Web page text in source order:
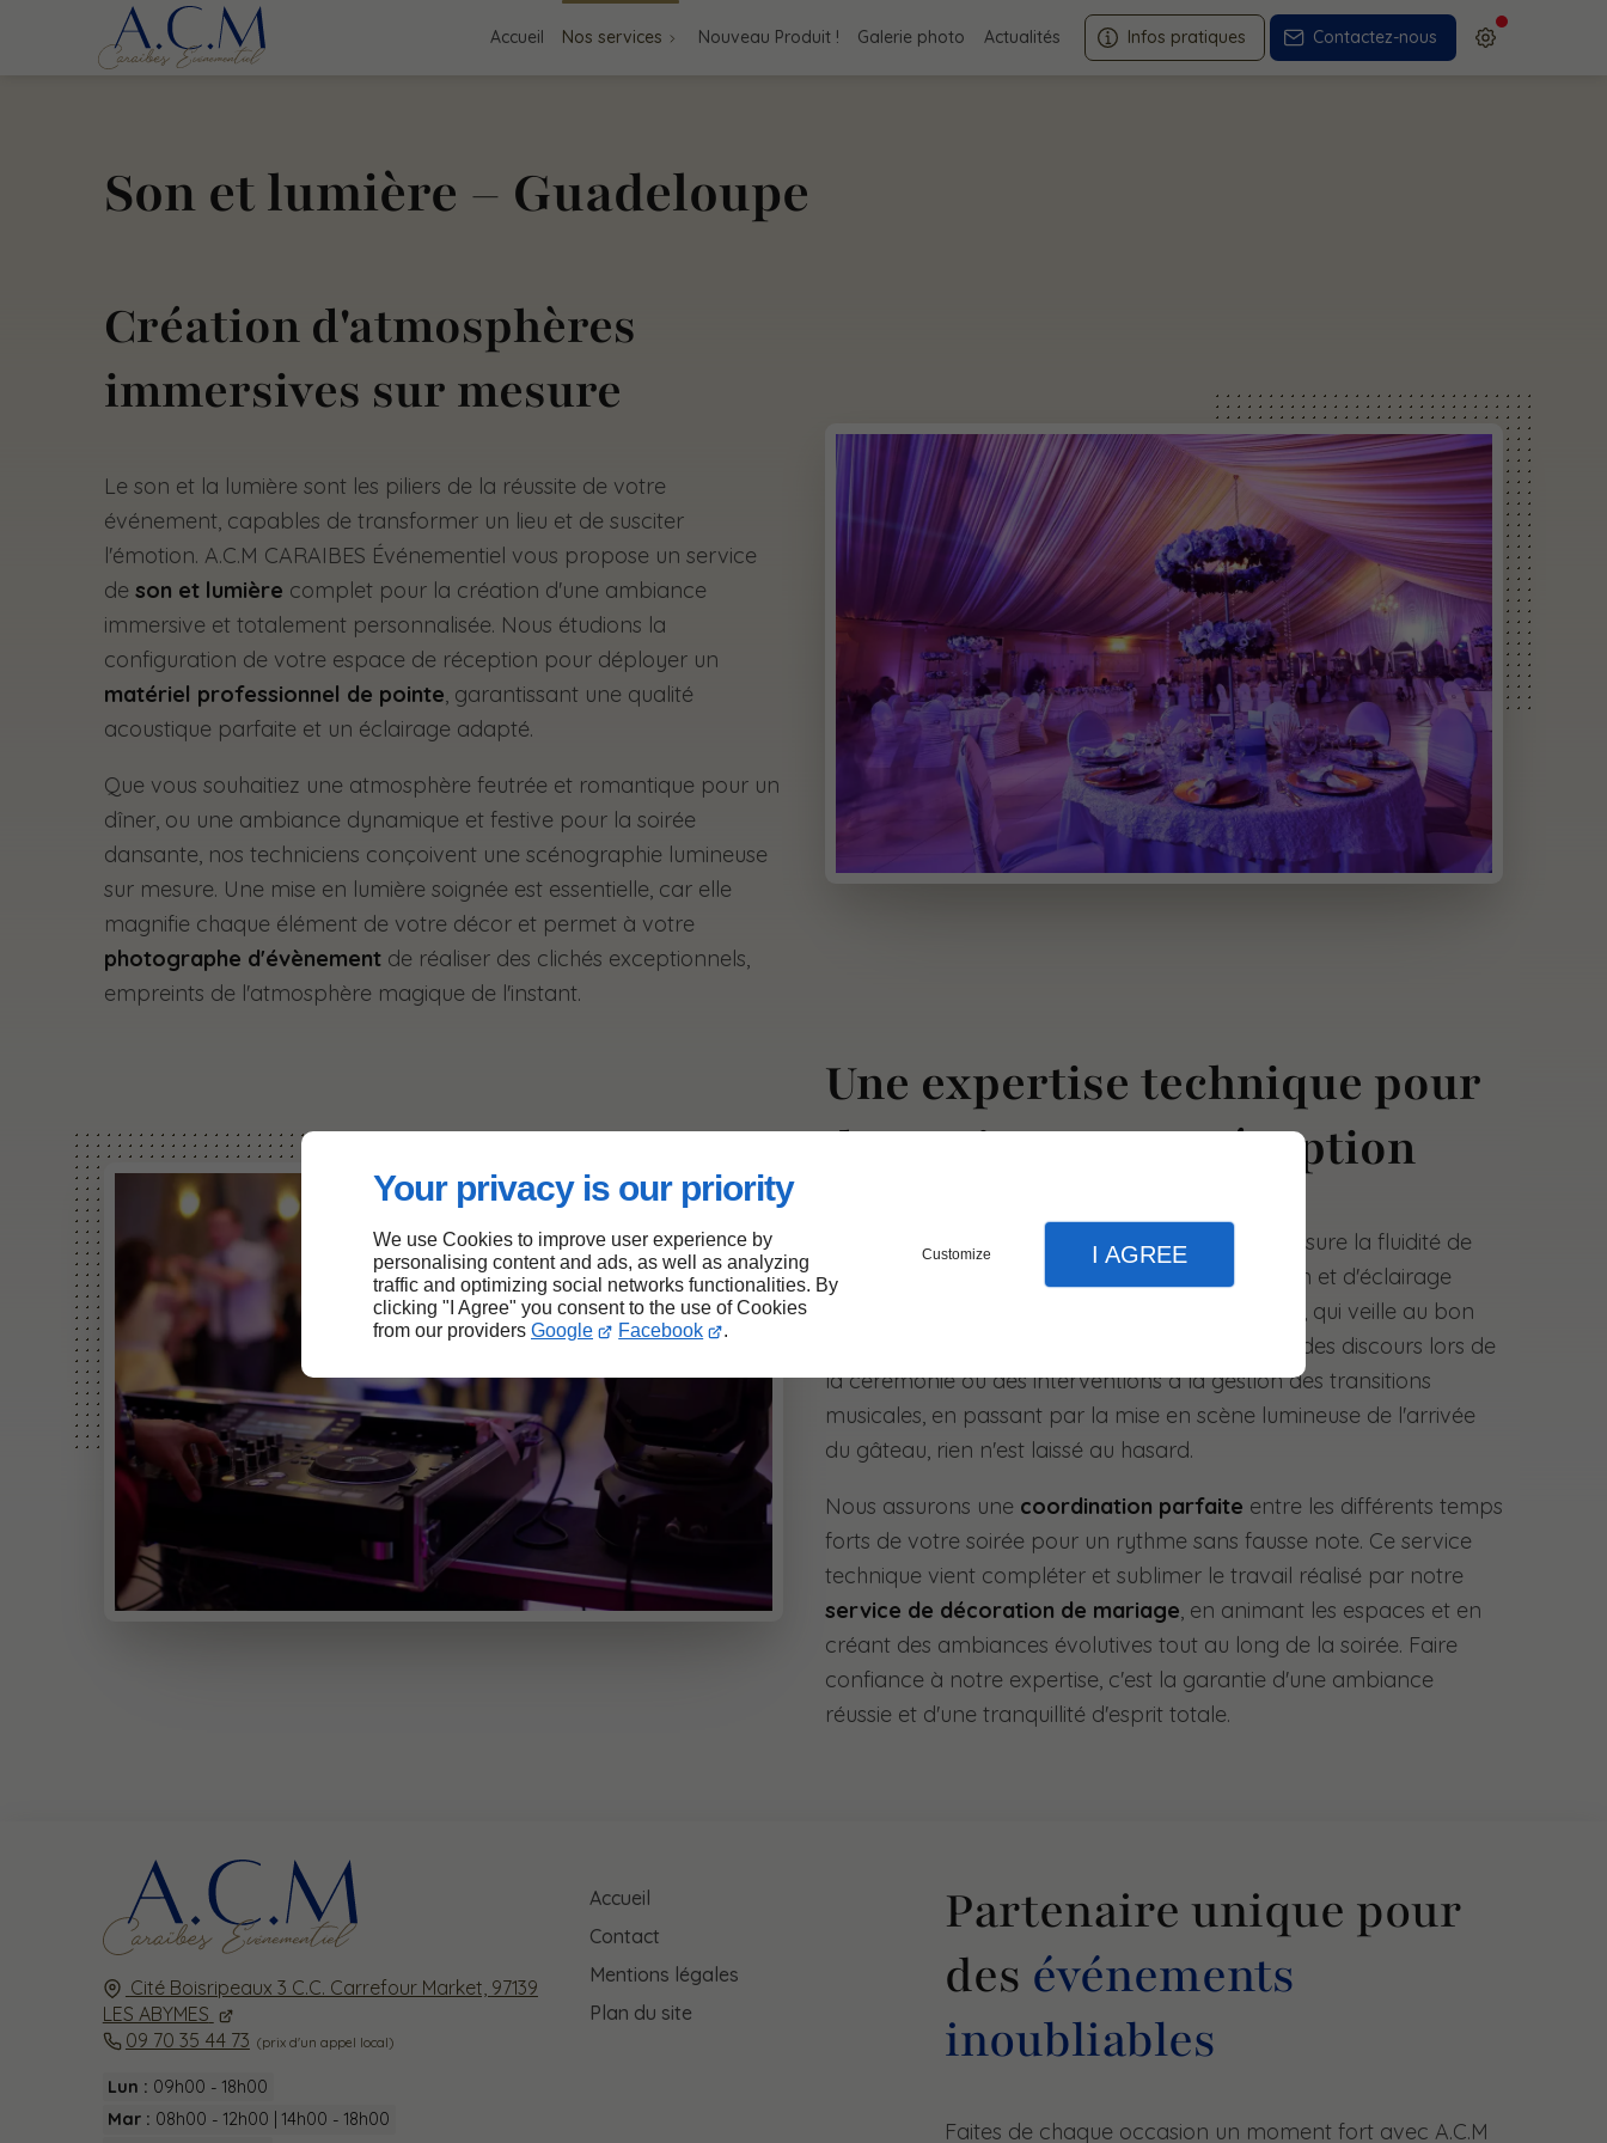
Your privacy is our priority
We use Cookies to improve user experience by
personalising content and ads, as well as analyzing
traffic and optimizing social networks functionalities. By
clicking "I Agree" you consent to the use of Cookies
from our providers Google Facebook .
Customize I AGREE
Accueil Nos services Nouveau Produit ! Galerie photo Actualités Infos pratiques Contactez-nous
Son et lumière – Guadeloupe
Création d'atmosphères
immersives sur mesure
Le son et la lumière sont les piliers de la réussite de votre
événement, capables de transformer un lieu et de susciter
l'émotion. A.C.M CARAIBES Événementiel vous propose un service
deson et lumière complet pour la création d'une ambiance
immersive et totalement personnalisée. Nous étudions la
configuration de votre espace de réception pour déployer un
matériel professionnel de pointe, garantissant une qualité
acoustique parfaite et un éclairage adapté.
Que vous souhaitiez une atmosphère feutrée et romantique pour un
dîner, ou une ambiance dynamique et festive pour la soirée
dansante, nos techniciens conçoivent une scénographie lumineuse
sur mesure. Une mise en lumière soignée est essentielle, car elle
magnifie chaque élément de votre décor et permet à votre
photographe d'évènement de réaliser des clichés exceptionnels,
empreints de l'atmosphère magique de l'instant.
Une expertise technique pour
dynamiser votre réception
La gestion technique est un aspect crucial qui assure la fluidité de
votre réception. Notre prestation de sonorisation et d'éclairage
, qui veille au bon
déroulement de chaque animation. De la clarté des discours lors de
la cérémonie ou des interventions à la gestion des transitions
musicales, en passant par la mise en scène lumineuse de l'arrivée
du gâteau, rien n'est laissé au hasard.
Nous assurons une coordination parfaite entre les différents temps
forts de votre soirée pour un rythme sans fausse note. Ce service
technique vient compléter et sublimer le travail réalisé par notre
service de décoration de mariage, en animant les espaces et en
créant des ambiances évolutives tout au long de la soirée. Faire
confiance à notre expertise, c'est la garantie d'une ambiance
réussie et d'une tranquillité d'esprit totale.
Cité Boisripeaux 3 C.C. Carrefour Market, 97139
LES ABYMES
09 70 35 44 73
Lun : 09h00 - 18h00
Mar : 08h00 - 12h00 | 14h00 - 18h00
Accueil
Contact
Mentions légales
Plan du site
Partenaire unique pour
des événements
inoubliables
Faites de chaque occasion un moment fort avec A.C.M